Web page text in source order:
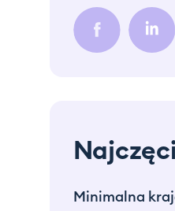
Minimalna